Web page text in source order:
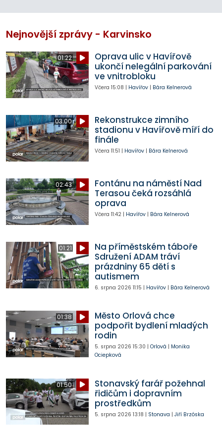
Nejnovější zprávy - Karvinsko
01:22
Oprava ulic v Havířově
ukončí nelegální parkování
ve vnitrobloku
Včera 15:08 | Havířov| Bára Kelnerová
03:00
Rekonstrukce zimního
stadionu v Havířově míří do
finále
Včera 11:51 | Havířov| Bára Kelnerová
02:43
Fontánu na náměstí Nad
Terasou čeká rozsáhlá
oprava
Včera 11:42| Havířov| Bára Kelnerová
01:21
Na příměstském táboře
Sdružení ADAM tráví
prázdniny 65 dětí s
autismem
6. srpna 2026 11:15 | Havířov| Bára Kelnerová
01:38
Město Orlová chce
podpořit bydlení mladých
rodin
5. srpna 2026 15:30 | Orlová | Monika
Ociepková
01:50
Stonavský farář požehnal
řidičům i dopravním
prostředkům
5. srpna 2026 13:18 | Stonava | Jiří Brzóska